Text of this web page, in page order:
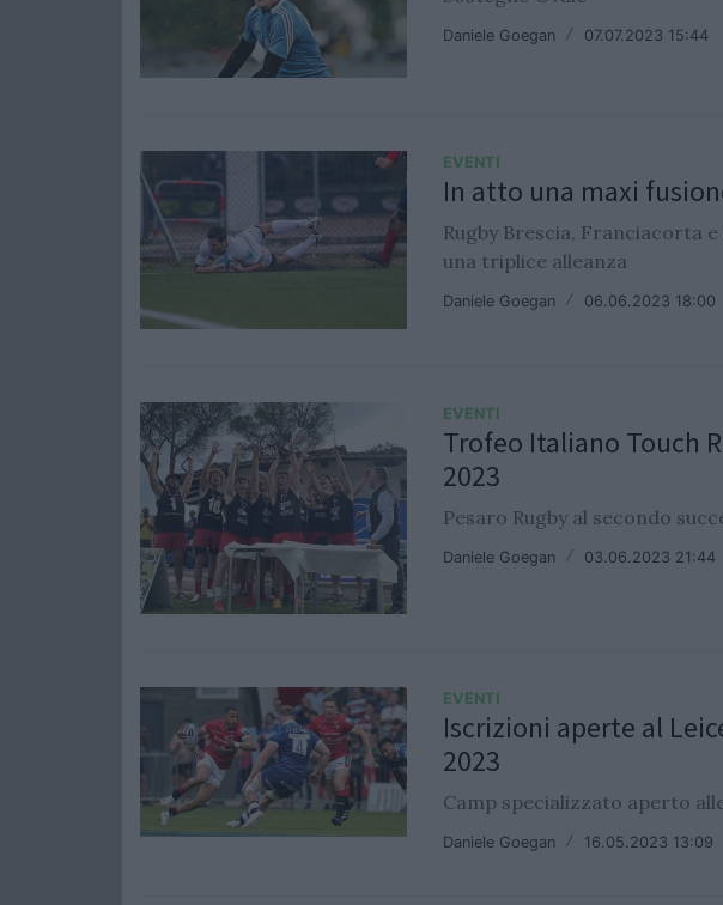
Daniele Goegan / 07.07.2023 15:44
EVENTI
In atto una maxi
Rugby Brescia, Franciacorta
una triplice alleanza
Daniele Goegan / 06.06.2023 18:00
EVENTI
Trofeo Italiano Touch
2023
Pesaro Rugby al secondo
Daniele Goegan / 03.06.2023 21:44
EVENTI
Iscrizioni aperte al
2023
Camp specializzato aperto
Daniele Goegan / 16.05.2023 13:09